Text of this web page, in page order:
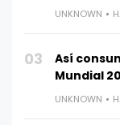
UNKNOWN
03
Así
Mundial
UNKNOWN